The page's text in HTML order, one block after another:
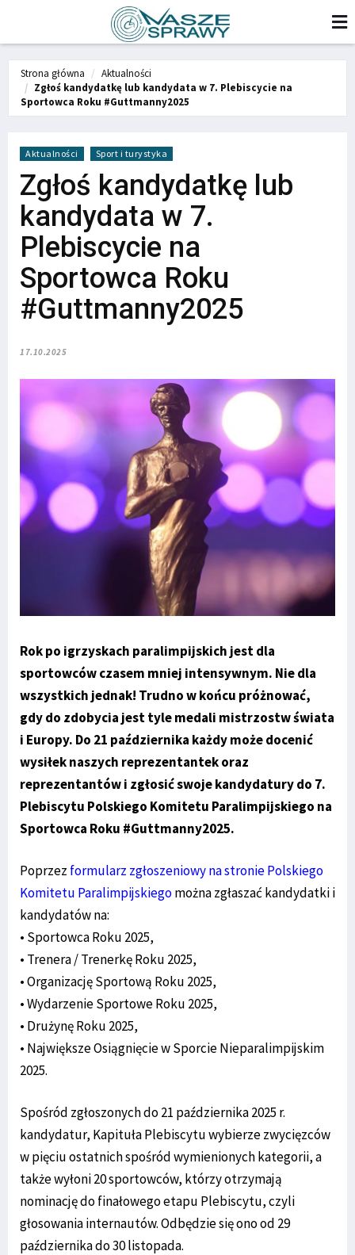
Strona główna
Aktualności
Zgłoś kandydatkę lub kandydata w 7. Plebiscycie na
Sportowca Roku #Guttmanny2025
Aktualności Sport i turystyka
Zgłoś kandydatkę lub
kandydata w 7.
Plebiscycie na
Sportowca Roku
#Guttmanny2025
17.10.2025
Rok po igrzyskach paralimpijskich jest dla
sportowców czasem mniej intensywnym. Nie dla
wszystkich jednak! Trudno w końcu próżnować,
gdy do zdobycia jest tyle medali mistrzostw świata
i Europy. Do 21 października każdy może docenić
wysiłek naszych reprezentantek oraz
reprezentantów i zgłosić swoje kandydatury do 7.
Plebiscytu Polskiego Komitetu Paralimpijskiego na
Sportowca Roku #Guttmanny2025.
Poprzez formularz zgłoszeniowy na stronie Polskiego
Komitetu Paralimpijskiegomożna zgłaszać kandydatki i
kandydatów na:
• Sportowca Roku 2025,
• Trenera / Trenerkę Roku 2025,
• Organizację Sportową Roku 2025,
• Wydarzenie Sportowe Roku 2025,
• Drużynę Roku 2025,
• Największe Osiągnięcie w Sporcie Nieparalimpijskim
2025.
Spośród zgłoszonych do 21 października 2025 r.
kandydatur, Kapituła Plebiscytu wybierze zwycięzców
w pięciu ostatnich spośród wymienionych kategorii, a
także wyłoni 20 sportowców, którzy otrzymają
nominację do finałowego etapu Plebiscytu, czyli
głosowania internautów. Odbędzie się ono od 29
października do 30 listopada.